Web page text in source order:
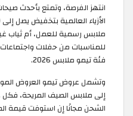
انتهز الفرصة، وتمتع بأحدث
ملابس رسمية للعمل، أم ثياب
للمناسبات من حفلات
فئة تيمو ملابس 2026.
وتشمل عروض تيمو العروض
إلى ملابس الصيف المريحة،
الشحن مجانًا إن استوفت قيمة